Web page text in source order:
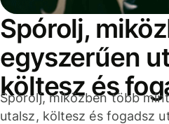
Spórolj,
egyszerűen
költesz és
Spórolj, miközben több
utalsz, költesz és fogadsz